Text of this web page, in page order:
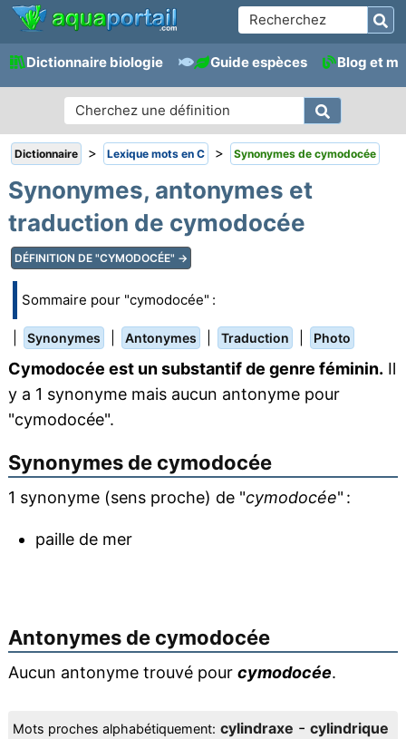
Dictionnaire biologie Guide espèces Blog et
Dictionnaire > Lexique mots en C > Synonymes de cymodocée
Synonymes, antonymes et
traduction de cymodocée
DÉFINITION DE "CYMODOCÉE" →
Sommaire pour "cymodocée" :
Synonymes Antonymes Traduction Photo
Cymodocée est un substantif de genre féminin. Il
y a 1 synonyme mais aucun antonyme pour
"cymodocée".
Synonymes de cymodocée
1 synonyme (sens proche) de "cymodocée" :
paille de mer
Antonymes de cymodocée
Aucun antonyme trouvé pour cymodocée.
Mots proches alphabétiquement: cylindraxe - cylindrique